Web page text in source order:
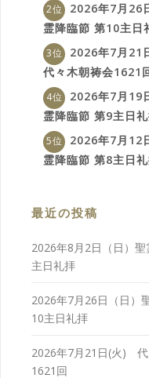
2026年7月26
霊降臨節 第10主日
2026年7月21
代々木朝祷会1621
2026年7月19
霊降臨節 第9主日
2026年7月12
霊降臨節 第8主日
最近の投稿
2026年8月2日（日）聖
主日礼拝
2026年7月26日（日）
10主日礼拝
2026年7月21日(火) 代
1621回